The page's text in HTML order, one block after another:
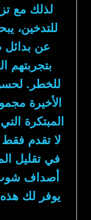
لذلك مع
للتدخين،
عن بدائل
للخطر.
الأخيرة
المبتكرة
لا تقدم
في تقليل
أصداف
يوفر لك هذه